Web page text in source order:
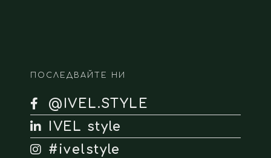
ПОСЛЕДВАЙТЕ НИ
@IVEL.STYLE
IVEL style
#ivelstyle